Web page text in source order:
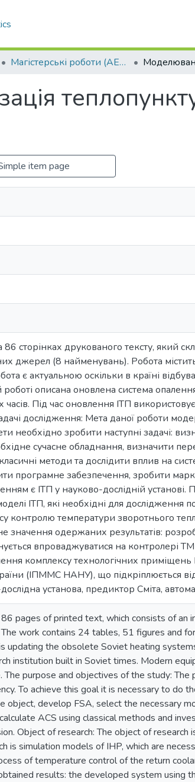
Магістерські роботи (АЕП)
item page
сторінках друкованого тексту, який
джерел (8 найменувань). Робота
є актуальною оскільки в країні
описана оновлена система
Під час оновлення ІТП
дослідження: Мета даної роботи
необхідно зробити наступні задачі:
сучасне обладнання, визначити
методи та дослідити вплив на
програмне забезпечення, зробити
є ІТП у науково-дослідній
ІТП, які необхідні для
контролю температури зворотнього
значення одержаних результатів:
впроваджуватися на контролері
комплексу технологічних приміщень
(ІПММС НАНУ), що підкріплюється
установа, предиктор Сміта,
pages of printed text, which consists of an
work contains 24 tables, 51 figures and
updating the obsolete Soviet heating
institution built in Soviet times. Modern
purpose and objectives of the study:
To achieve this goal it is necessary to do
develop FSA, select the necessary
ACS using classical methods and
Object of research: The object of research
is simulation models of IHP, which are
of temperature control of the return
results: the developed system using